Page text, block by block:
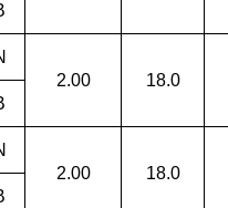
2.00
18.0
2.00
18.0